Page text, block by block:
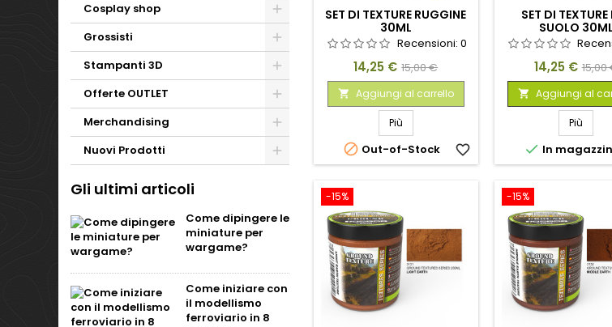
Cosplay shop
Grossisti
Stampanti 3D
Offerte OUTLET
Merchandising
Nuovi Prodotti
Gli ultimi articoli
Come dipingere le
miniature per
wargame?
Come iniziare con
il modellismo
ferroviario in 8
SET DI TEXTURE RUGGINE
30ML
Recensioni: 0
Prezzo
14,25 € Prezzo
base
15,00 €
 Aggiungi al carrello
Più
 Out-of-Stock favorite_border
SET DI TEXTURE
SUOLO 30ML
Prezzo
14,25 €
base
15,00
 Aggiungi al
Più
 In
-15% -15%